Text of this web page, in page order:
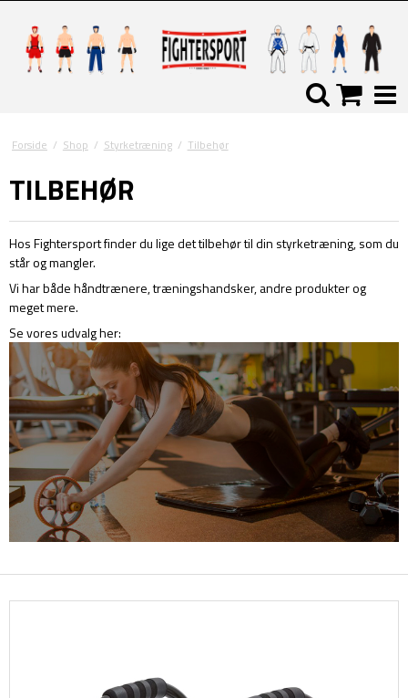
Forside / Shop / Styrketræning / Tilbehør
TILBEHØR
Hos Fightersport finder du lige det tilbehør til din styrketræning, som du
står og mangler.
Vi har både håndtrænere, træningshandsker, andre produkter og
meget mere.
Se vores udvalg her: